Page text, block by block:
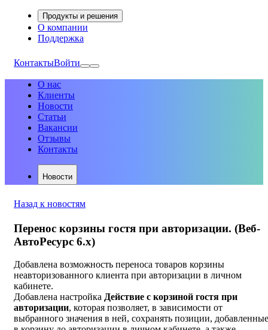
Продукты и решения
О компании
Поддержка
КонтактыВойти
О нас
Клиенты
Новости
Статьи
Вакансии
Отзывы
Контакты
Новости
Назад к новостям
Перенос корзины гостя при авторизации. (Веб-
АвтоРесурс 6.х)
Добавлена возможность переноса товаров корзины
неавторизованного клиента при авторизации в личном
кабинете.
Добавлена настройка Действие с корзиной гостя при
авторизации, которая позволяет, в зависимости от
выбранного значения в ней, сохранять позиции, добавленные